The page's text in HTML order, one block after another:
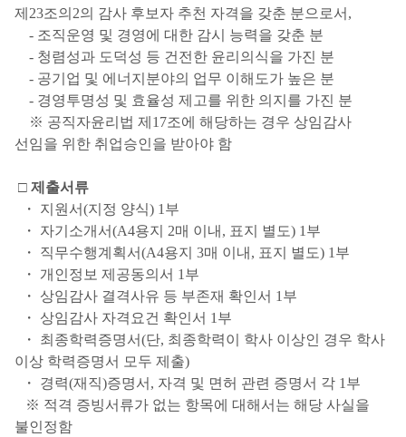
제23조의2의 감사 후보자 추천 자격을 갖춘 분으로서,
- 조직운영 및 경영에 대한 감시 능력을 갖춘 분
- 청렴성과 도덕성 등 건전한 윤리의식을 가진 분
- 공기업 및 에너지분야의 업무 이해도가 높은 분
- 경영투명성 및 효율성 제고를 위한 의지를 가진 분
※ 공직자윤리법 제17조에 해당하는 경우 상임감사
선임을 위한 취업승인을 받아야 함
□ 제출서류
・ 지원서(지정 양식) 1부
・ 자기소개서(A4용지 2매 이내, 표지 별도) 1부
・ 직무수행계획서(A4용지 3매 이내, 표지 별도) 1부
・ 개인정보 제공동의서 1부
・ 상임감사 결격사유 등 부존재 확인서 1부
・ 상임감사 자격요건 확인서 1부
・ 최종학력증명서(단, 최종학력이 학사 이상인 경우 학사
이상 학력증명서 모두 제출)
・ 경력(재직)증명서, 자격 및 면허 관련 증명서 각 1부
※ 적격 증빙서류가 없는 항목에 대해서는 해당 사실을
불인정함